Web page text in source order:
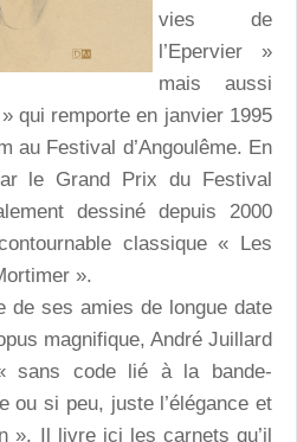
vies de
l’Epervier »
mais aussi
qui remporte en janvier 1995
au Festival d’Angoulême. En
le Grand Prix du Festival
dessiné depuis 2000
classique « Les
».
de ses amies de longue date
magnifique, André Juillard
sans code lié à la bande-
ou si peu, juste l’élégance et
». Il livre ici les carnets qu’il